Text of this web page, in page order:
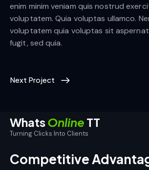
enim minim veniam quis nostrud
voluptatem. Quia voluptas ullamco.
voluptatem quia voluptas sit
fugit, sed quia.
Next Project
WhatsOnline TT
Turning Clicks Into Clients
Competitive